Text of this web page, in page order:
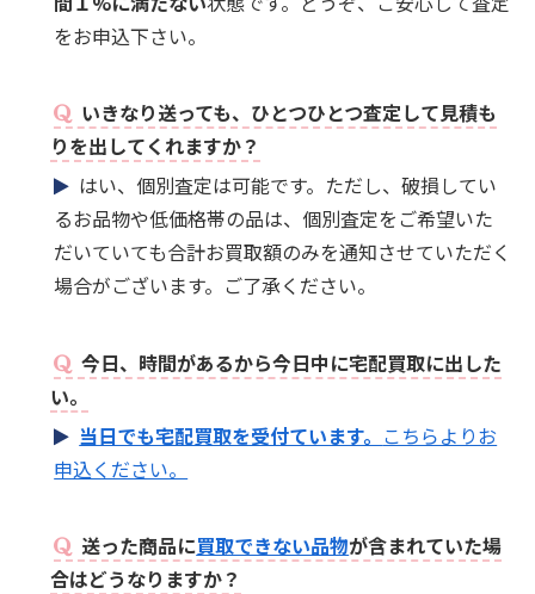
をお申込下さい。
いきなり送っても、ひとつひとつ査定して見積も
りを出してくれますか？
はい、個別査定は可能です。ただし、破損してい
るお品物や低価格帯の品は、個別査定をご希望いた
だいていても合計お買取額のみを通知させていただく
場合がございます。ご了承ください。
今日、時間があるから今日中に宅配買取に出した
い。
当日でも宅配買取を受付ています。 こちらよりお
申込ください。
送った商品に買取できない品物が含まれていた場
合はどうなりますか？